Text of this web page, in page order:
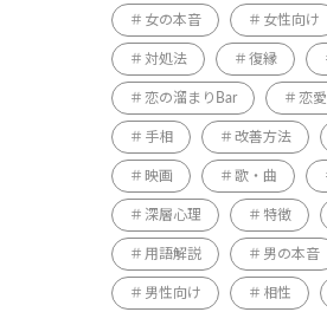
女の本音 女性向け
対処法 復縁
恋の溜まりBar 恋愛
手相 改善方法
映画 歌・曲
深層心理 特徴
用語解説 男の本音
男性向け 相性